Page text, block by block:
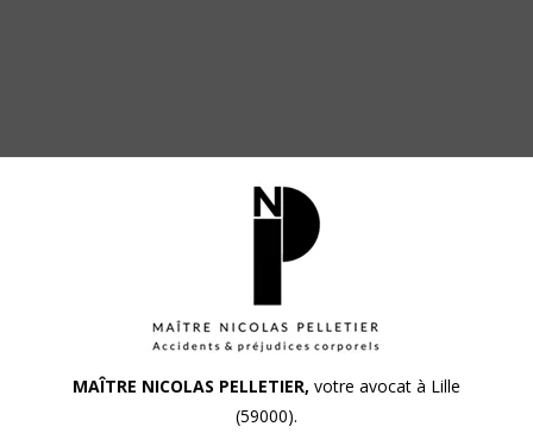
MAÎTRE NICOLAS PELLETIER, votre avocat à Lille
(59000).